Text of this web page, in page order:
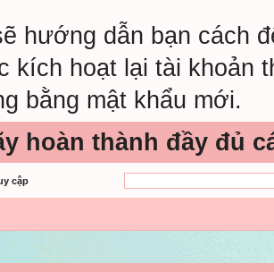
hướng dẫn bạn cách
kích hoạt lại tài khoản
bằng mật khẩu mới.
hoàn thành đầy đủ
cập